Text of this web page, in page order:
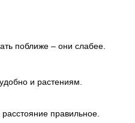
поближе – они слабее.
и растениям.
правильное.